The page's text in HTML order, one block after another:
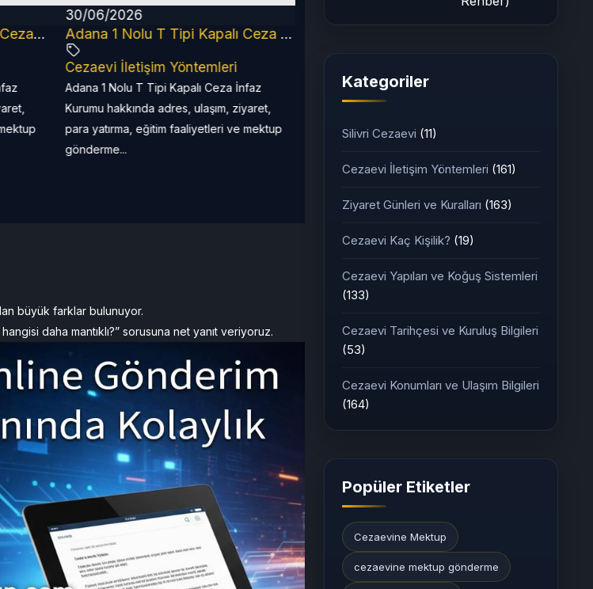
Adana 2 Nolu T Tipi Kapalı Ceza İnfaz Kurumu (2026 Güncel Rehber)
30/06/2026
Adana 1 Nolu T Tipi Kapalı Ceza İnfaz Kurumu (2026 Güncel Rehber)
Cezaevi İletişim Yöntemleri
Adana 1 Nolu T Tipi Kapalı Ceza İnfaz
Kurumu hakkında adres, ulaşım, ziyaret,
para yatırma, eğitim faaliyetleri ve mektup
gönderme...
büyük farklar bulunuyor.
daha mantıklı?” sorusuna net yanıt veriyoruz.
Kategoriler
Silivri Cezaevi (11)
Cezaevi İletişim Yöntemleri (161)
Ziyaret Günleri ve Kuralları (163)
Cezaevi Kaç Kişilik? (19)
Cezaevi Yapıları ve Koğuş Sistemleri
(133)
Cezaevi Tarihçesi ve Kuruluş Bilgileri
(53)
Cezaevi Konumları ve Ulaşım Bilgileri
(164)
Popüler Etiketler
Cezaevine Mektup
cezaevine mektup gönderme